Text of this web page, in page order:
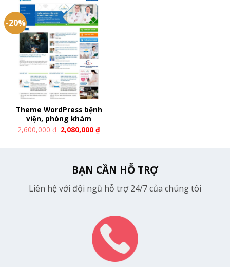
-20%
Theme WordPress bệnh
viện, phòng khám
2,600,000₫ 2,080,000₫
BẠN CẦN HỖ TRỢ
Liên hệ với đội ngũ hỗ trợ 24/7 của chúng tôi